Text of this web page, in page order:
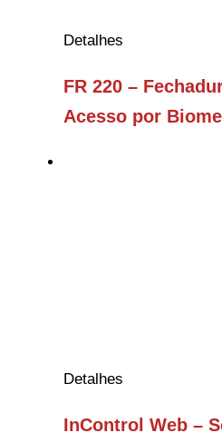
Detalhes
FR 220 –
Acesso por
Detalhes
InControl Web –